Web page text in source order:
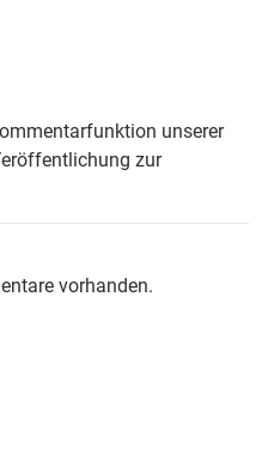
unserer
zur
vorhanden.